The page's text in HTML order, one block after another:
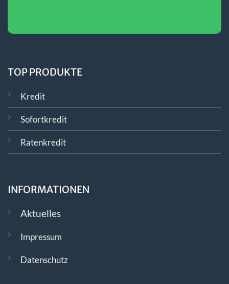
TOP PRODUKTE
Kredit
Sofortkredit
Ratenkredit
INFORMATIONEN
Aktuelles
Impressum
Datenschutz